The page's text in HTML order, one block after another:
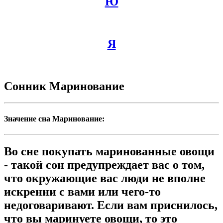
Я
Сонник Маринование
Значение сна Маринование:
Во сне покупать маринованные овощи
- такой сон предупреждает вас о том,
что окружающие вас люди не вполне
искренни с вами или чего-то
недоговаривают. Если вам приснилось,
что вы маринуете овощи, то это